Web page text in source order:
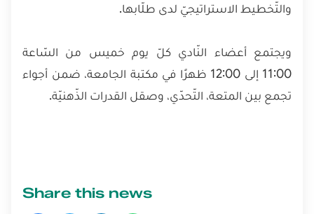
والتّخطيط الاستراتيجيّ لدى طلّابها.
ويجتمع أعضاء النّادي كلّ يوم خميس من السّاعة
11:00 إلى 12:00 ظهرًا في مكتبة الجامعة، ضمن أجواء
تجمع بين المتعة، التّحدّي، وصقل القدرات الذّهنيّة.
Share this news